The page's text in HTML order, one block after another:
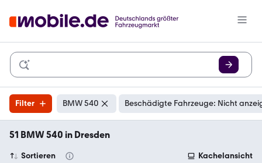
Filter BMW 540 Beschädigte Fahrzeuge: Nicht
51 BMW 540 in Dresden
Sortieren Kachelansicht